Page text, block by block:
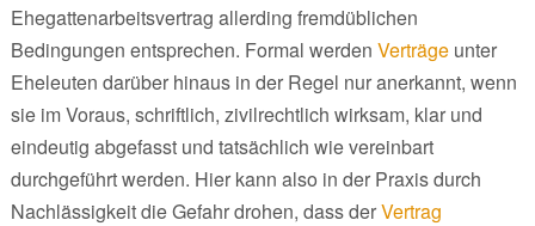
Ehegattenarbeitsvertrag allerding fremdüblichen
Bedingungen entsprechen. Formal werden Verträgeunter
Eheleuten darüber hinaus in der Regel nur anerkannt, wenn
sie im Voraus, schriftlich, zivilrechtlich wirksam, klar und
eindeutig abgefasst und tatsächlich wie vereinbart
durchgeführt werden. Hier kann also in der Praxis durch
Nachlässigkeit die Gefahr drohen, dass derVertrag